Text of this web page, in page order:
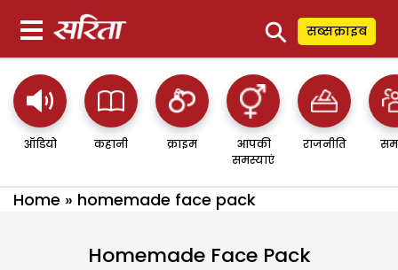
⚲ सब्सक्राइब
ऑडियो कहानी क्राइम
आपकी
समस्याएं
राजनीति
Home » homemade face pack
Homemade Face Pack